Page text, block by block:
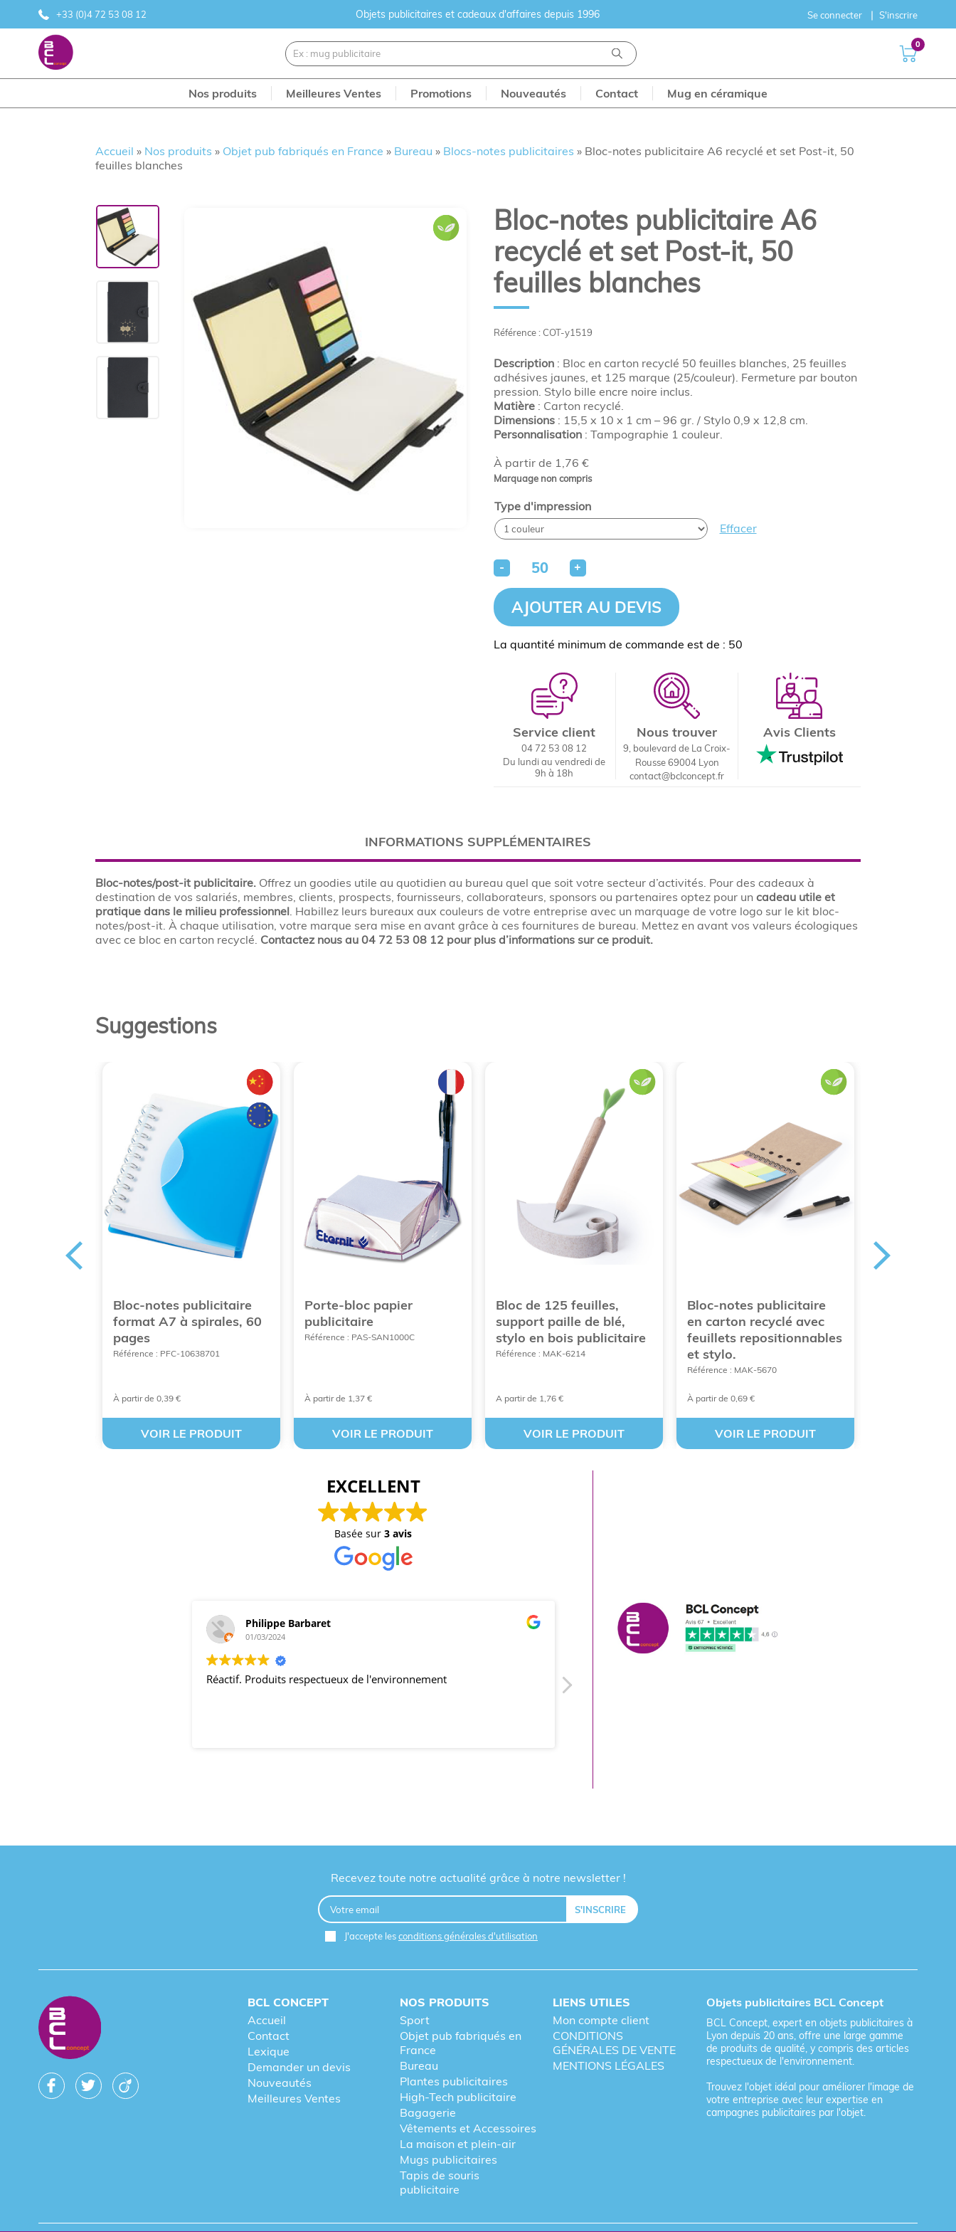
+33 (0)4 72 53 08 12 Objets publicitaires et cadeaux d'affaires depuis 1996 Se connecter S'inscrire
0
Nos produits Meilleures Ventes Promotions Nouveautés Contact Mug en céramique
Accueil » Nos produits » Objet pub fabriqués en France » Bureau » Blocs-notes publicitaires » Bloc-notes publicitaire A6 recyclé et set Post-it, 50
feuilles blanches
Référence : COT-y1519
À partir de 1,76 €
Marquage non compris
Bloc-notes publicitaire A6
recyclé et set Post-it, 50
feuilles blanches
Description: Bloc en carton recyclé 50 feuilles blanches, 25 feuilles
adhésives jaunes, et 125 marque (25/couleur). Fermeture par bouton
pression. Stylo bille encre noire inclus.
Matière: Carton recyclé.
Dimensions: 15,5 x 10 x 1 cm – 96 gr. / Stylo 0,9 x 12,8 cm.
Personnalisation: Tampographie 1 couleur.
Type d'impression
Effacer
- +
AJOUTER AU DEVIS
La quantité minimum de commande est de : 50
Service client
04 72 53 08 12
Du lundi au vendredi de
9h à 18h
Nous trouver
9, boulevard de La Croix-
Rousse 69004 Lyon
contact@bclconcept.fr
Avis Clients
INFORMATIONS SUPPLÉMENTAIRES
Bloc-notes/post-it publicitaire. Offrez un goodies utile au quotidien au bureau quel que soit votre secteur d’activités. Pour des cadeaux à
destination de vos salariés, membres, clients, prospects, fournisseurs, collaborateurs, sponsors ou partenaires optez pour uncadeau utile et
pratique dans le milieu professionnel. Habillez leurs bureaux aux couleurs de votre entreprise avec un marquage de votre logo sur le kit bloc-
notes/post-it. À chaque utilisation, votre marque sera mise en avant grâce à ces fournitures de bureau. Mettez en avant vos valeurs écologiques
avec ce bloc en carton recyclé. Contactez nous au 04 72 53 08 12 pour plus d’informations sur ce produit.
Suggestions
Bloc-notes publicitaire
format A7 à spirales, 60
pages
Référence : PFC-10638701
À partir de 0,39 €
VOIR LE PRODUIT
Porte-bloc papier
publicitaire
Référence : PAS-SAN1000C
À partir de 1,37 €
VOIR LE PRODUIT
Bloc de 125 feuilles,
support paille de blé,
stylo en bois publicitaire
Référence : MAK-6214
A partir de 1,76 €
VOIR LE PRODUIT
Bloc-notes publicitaire
en carton recyclé avec
feuillets repositionnables
et stylo.
Référence : MAK-5670
À partir de 0,69 €
VOIR LE PRODUIT
EXCELLENT
Basée sur3 avis
Philippe Barbaret
01/03/2024
Réactif. Produits respectueux de l'environnement
marcus leleu
21/03/2018
Recevez toute notre actualité grâce à notre newsletter !
J'accepte lesconditions générales d'utilisation
BCL CONCEPT
Accueil
Contact
Lexique
Demander un devis
Nouveautés
Meilleures Ventes
NOS PRODUITS
Sport
Objet pub fabriqués en
France
Bureau
Plantes publicitaires
High-Tech publicitaire
Bagagerie
Vêtements et Accessoires
La maison et plein-air
Mugs publicitaires
Tapis de souris
publicitaire
LIENS UTILES
Mon compte client
CONDITIONS
GÉNÉRALES DE VENTE
MENTIONS LÉGALES
Objets publicitaires BCL Concept
BCL Concept, expert en objets publicitaires à
Lyon depuis 20 ans, offre une large gamme
de produits de qualité, y compris des articles
respectueux de l'environnement.
Trouvez l'objet idéal pour améliorer l'image de
votre entreprise avec leur expertise en
campagnes publicitaires par l'objet.